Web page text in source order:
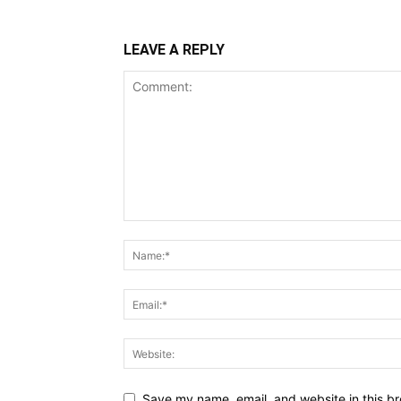
LEAVE A REPLY